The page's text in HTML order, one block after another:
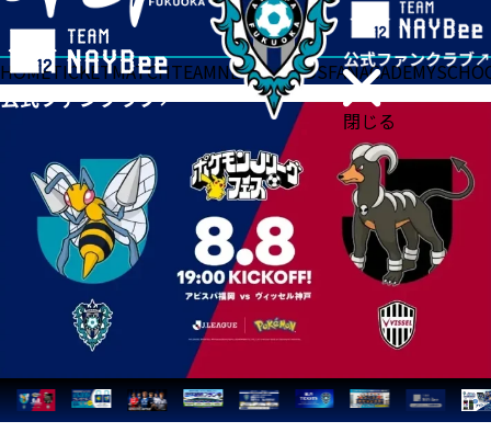
閉じる
HOMETICKETMATCHTEAMNEWSGOODSFANACADEMY